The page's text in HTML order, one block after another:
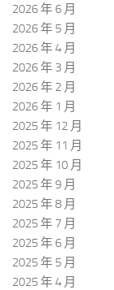
2026 年 6 月
2026 年 5 月
2026 年 4 月
2026 年 3 月
2026 年 2 月
2026 年 1 月
2025 年 12 月
2025 年 11 月
2025 年 10 月
2025 年 9 月
2025 年 8 月
2025 年 7 月
2025 年 6 月
2025 年 5 月
2025 年 4 月